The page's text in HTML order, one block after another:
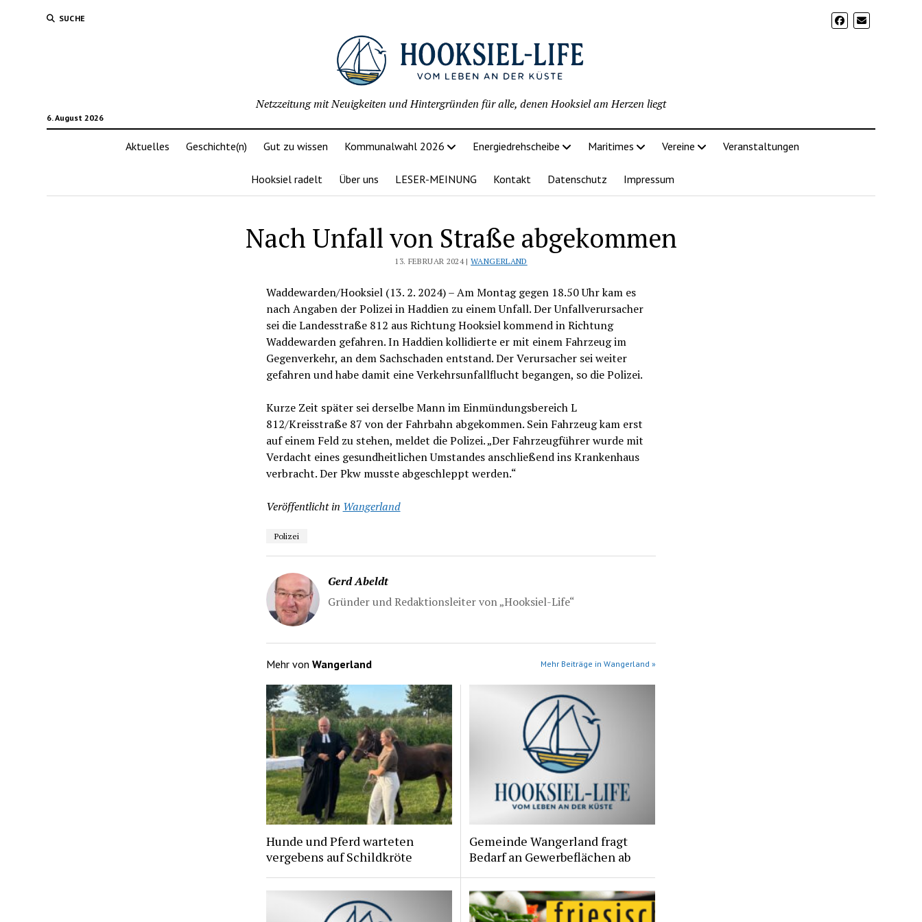
SUCHE
6. August 2026
Netzzeitung mit Neuigkeiten und Hintergründen für alle, denen Hooksiel am Herzen liegt
Aktuelles Geschichte(n) Gut zu wissen Kommunalwahl 2026 Energiedrehscheibe Maritimes Vereine Veranstaltungen
Hooksiel radelt Über uns LESER-MEINUNG Kontakt Datenschutz Impressum
Nach Unfall von Straße abgekommen
13. FEBRUAR 2024 |WANGERLAND
Waddewarden/Hooksiel (13. 2. 2024) – Am Montag gegen 18.50 Uhr kam es
nach Angaben der Polizei in Haddien zu einem Unfall. Der Unfallverursacher
sei die Landesstraße 812 aus Richtung Hooksiel kommend in Richtung
Waddewarden gefahren. In Haddien kollidierte er mit einem Fahrzeug im
Gegenverkehr, an dem Sachschaden entstand. Der Verursacher sei weiter
gefahren und habe damit eine Verkehrsunfallflucht begangen, so die Polizei.
Kurze Zeit später sei derselbe Mann im Einmündungsbereich L
812/Kreisstraße 87 von der Fahrbahn abgekommen. Sein Fahrzeug kam erst
auf einem Feld zu stehen, meldet die Polizei. „Der Fahrzeugführer wurde mit
Verdacht eines gesundheitlichen Umstandes anschließend ins Krankenhaus
verbracht. Der Pkw musste abgeschleppt werden.“
Veröffentlicht in Wangerland
Polizei
Gerd Abeldt
Gründer und Redaktionsleiter von „Hooksiel-Life“
Mehr von Wangerland Mehr Beiträge in Wangerland »
Hunde und Pferd warteten
vergebens auf Schildkröte
Gemeinde Wangerland fragt
Bedarf an Gewerbeflächen ab